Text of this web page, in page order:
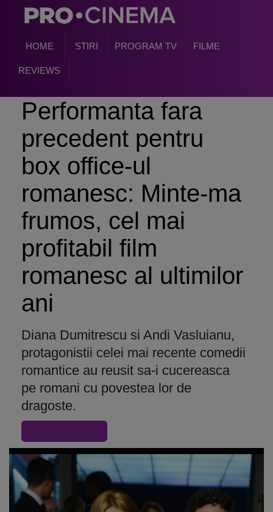
HOME STIRI PROGRAM TV FILME
REVIEWS
Performanta fara
precedent pentru
box office-ul
romanesc: Minte-ma
frumos, cel mai
profitabil film
romanesc al ultimilor
ani
Diana Dumitrescu si Andi Vasluianu,
protagonistii celei mai recente comedii
romantice au reusit sa-i cucereasca
pe romani cu povestea lor de
dragoste.